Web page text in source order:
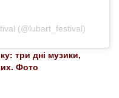
(@lubart_festival)
три дні музики,
Фото